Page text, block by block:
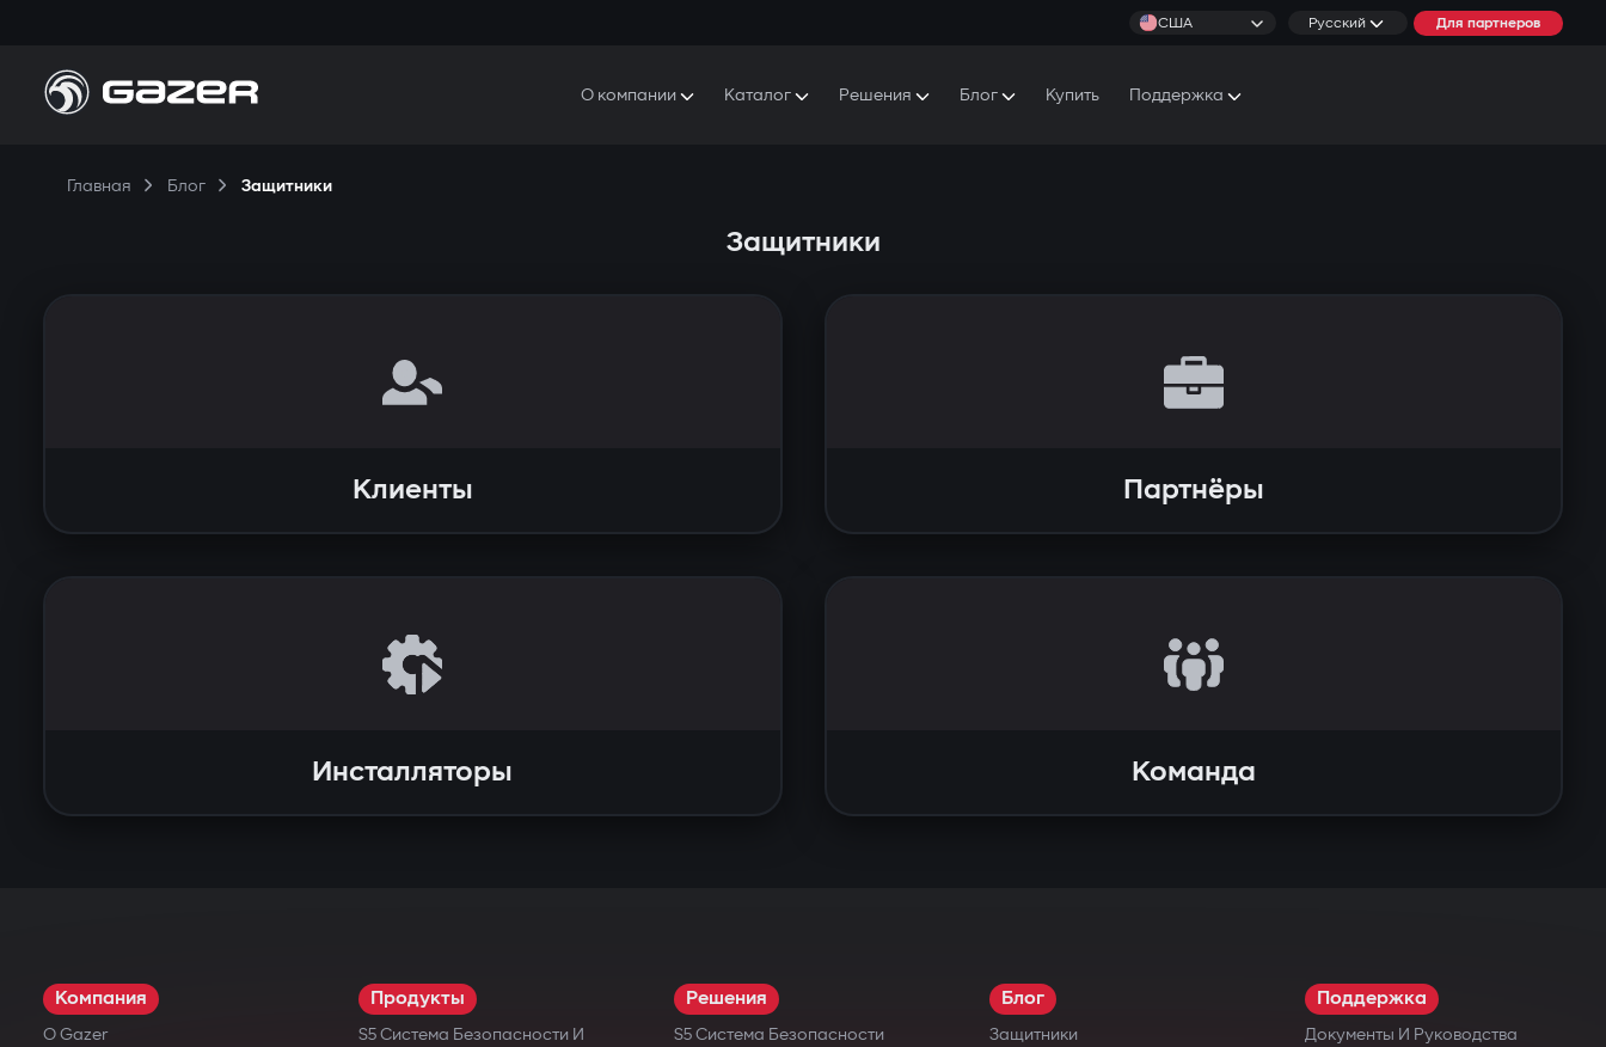
США Русский Для партнеров
О компании Каталог
T6 Мультимедийная система
Решения
P8 Plug & Play Автосигнализация
Блог Купить Поддержка
Главная Блог Защитники
Защитники
Клиенты Партнёры
Инсталляторы Команда
Компания
О Gazer
Продукты
S5 Система Безопасности И
Решения
S5 Система Безопасности
Блог
Защитники
Поддержка
Документы И Руководства